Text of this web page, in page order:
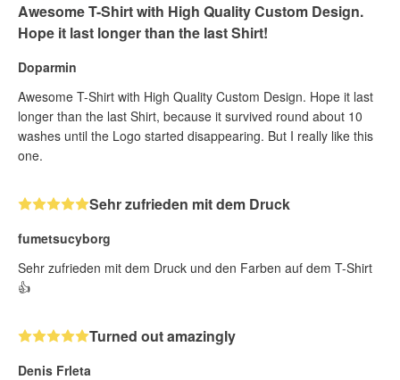
Awesome T-Shirt with High Quality Custom Design.
Hope it last longer than the last Shirt!
Doparmin
Awesome T-Shirt with High Quality Custom Design. Hope it last
longer than the last Shirt, because it survived round about 10
washes until the Logo started disappearing. But I really like this
one.
Sehr zufrieden mit dem Druck
fumetsucyborg
Sehr zufrieden mit dem Druck und den Farben auf dem T-Shirt
👍
Turned out amazingly
Denis Frleta